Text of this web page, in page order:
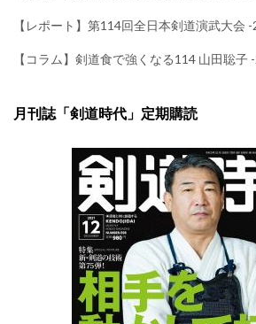
【レポート】第114回全日本剣道演武大会
【コラム】剣道食で強くなる114 山田聡子
月刊誌「剣道時代」定期購読